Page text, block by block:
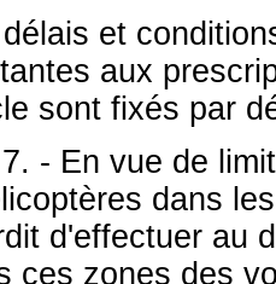
et
aux
sont fixés par
- En vue de
dans
d'effectuer au
ces zones des